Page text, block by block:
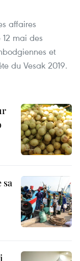
affaires
mai des
et
du Vesak 2019.
sa